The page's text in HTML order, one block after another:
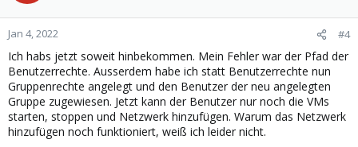
Jan 4, 2022 #4
Ich habs jetzt soweit hinbekommen. Mein Fehler war der Pfad der
Benutzerrechte. Ausserdem habe ich statt Benutzerrechte nun
Gruppenrechte angelegt und den Benutzer der neu angelegten
Gruppe zugewiesen. Jetzt kann der Benutzer nur noch die VMs
starten, stoppen und Netzwerk hinzufügen. Warum das Netzwerk
hinzufügen noch funktioniert, weiß ich leider nicht.